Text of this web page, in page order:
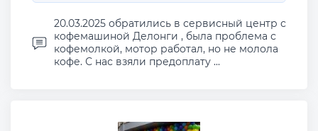
20.03.2025 обратились в сервисный центр с
кофемашиной Делонги , была проблема с
кофемолкой, мотор работал, но не молола
кофе. С нас взяли предоплату ...